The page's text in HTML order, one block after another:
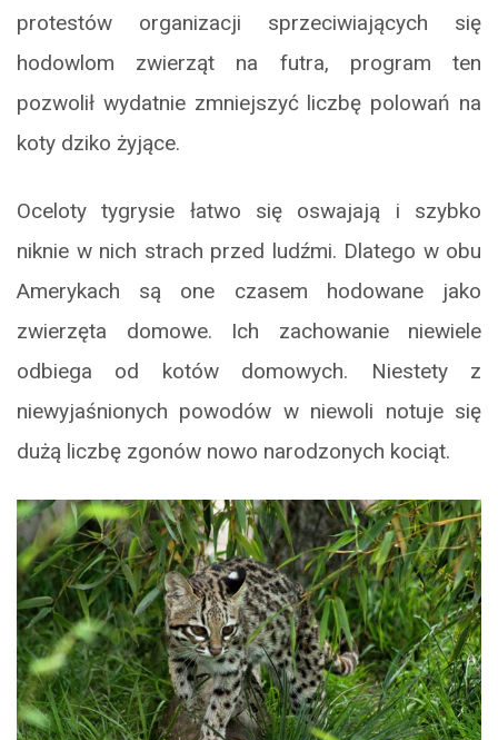
protestów organizacji sprzeciwiających się
hodowlom zwierząt na futra, program ten
pozwolił wydatnie zmniejszyć liczbę polowań na
koty dziko żyjące.
Oceloty tygrysie łatwo się oswajają i szybko
niknie w nich strach przed ludźmi. Dlatego w obu
Amerykach są one czasem hodowane jako
zwierzęta domowe. Ich zachowanie niewiele
odbiega od kotów domowych. Niestety z
niewyjaśnionych powodów w niewoli notuje się
dużą liczbę zgonów nowo narodzonych kociąt.